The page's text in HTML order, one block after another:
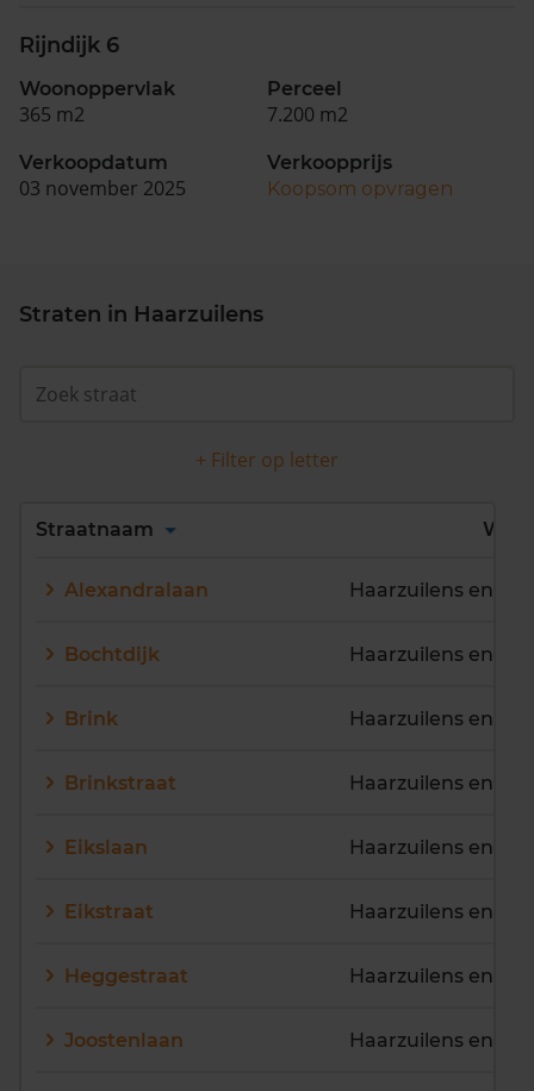
Rijndijk 6
Woonoppervlak
365 m2
Perceel
7.200 m2
Verkoopdatum
03 november 2025
Verkoopprijs
Koopsom opvragen
Straten in Haarzuilens
+ Filter op letter
Alles
Q
R U
V
Straatnaam Wijk
Alexandralaan Haarzuilens en
Bochtdijk Haarzuilens en
Brink Haarzuilens en
Brinkstraat Haarzuilens en
Eikslaan Haarzuilens en
Eikstraat Haarzuilens en
Heggestraat Haarzuilens en
Joostenlaan Haarzuilens en